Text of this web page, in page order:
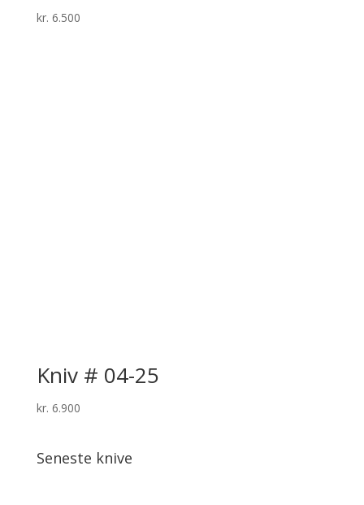
kr. 6.500
Kniv # 04-25
kr. 6.900
Seneste knive